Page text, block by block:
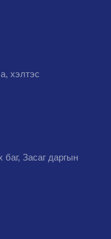
хэлтэс
Засаг даргын